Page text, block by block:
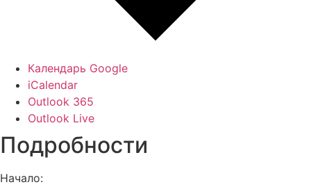
Календарь Google
iCalendar
Outlook 365
Outlook Live
Подробности
Начало: